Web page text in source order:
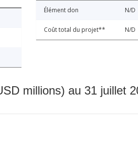
Élément don N/D
Coût total du projet** N/D
millions) au 31 juillet